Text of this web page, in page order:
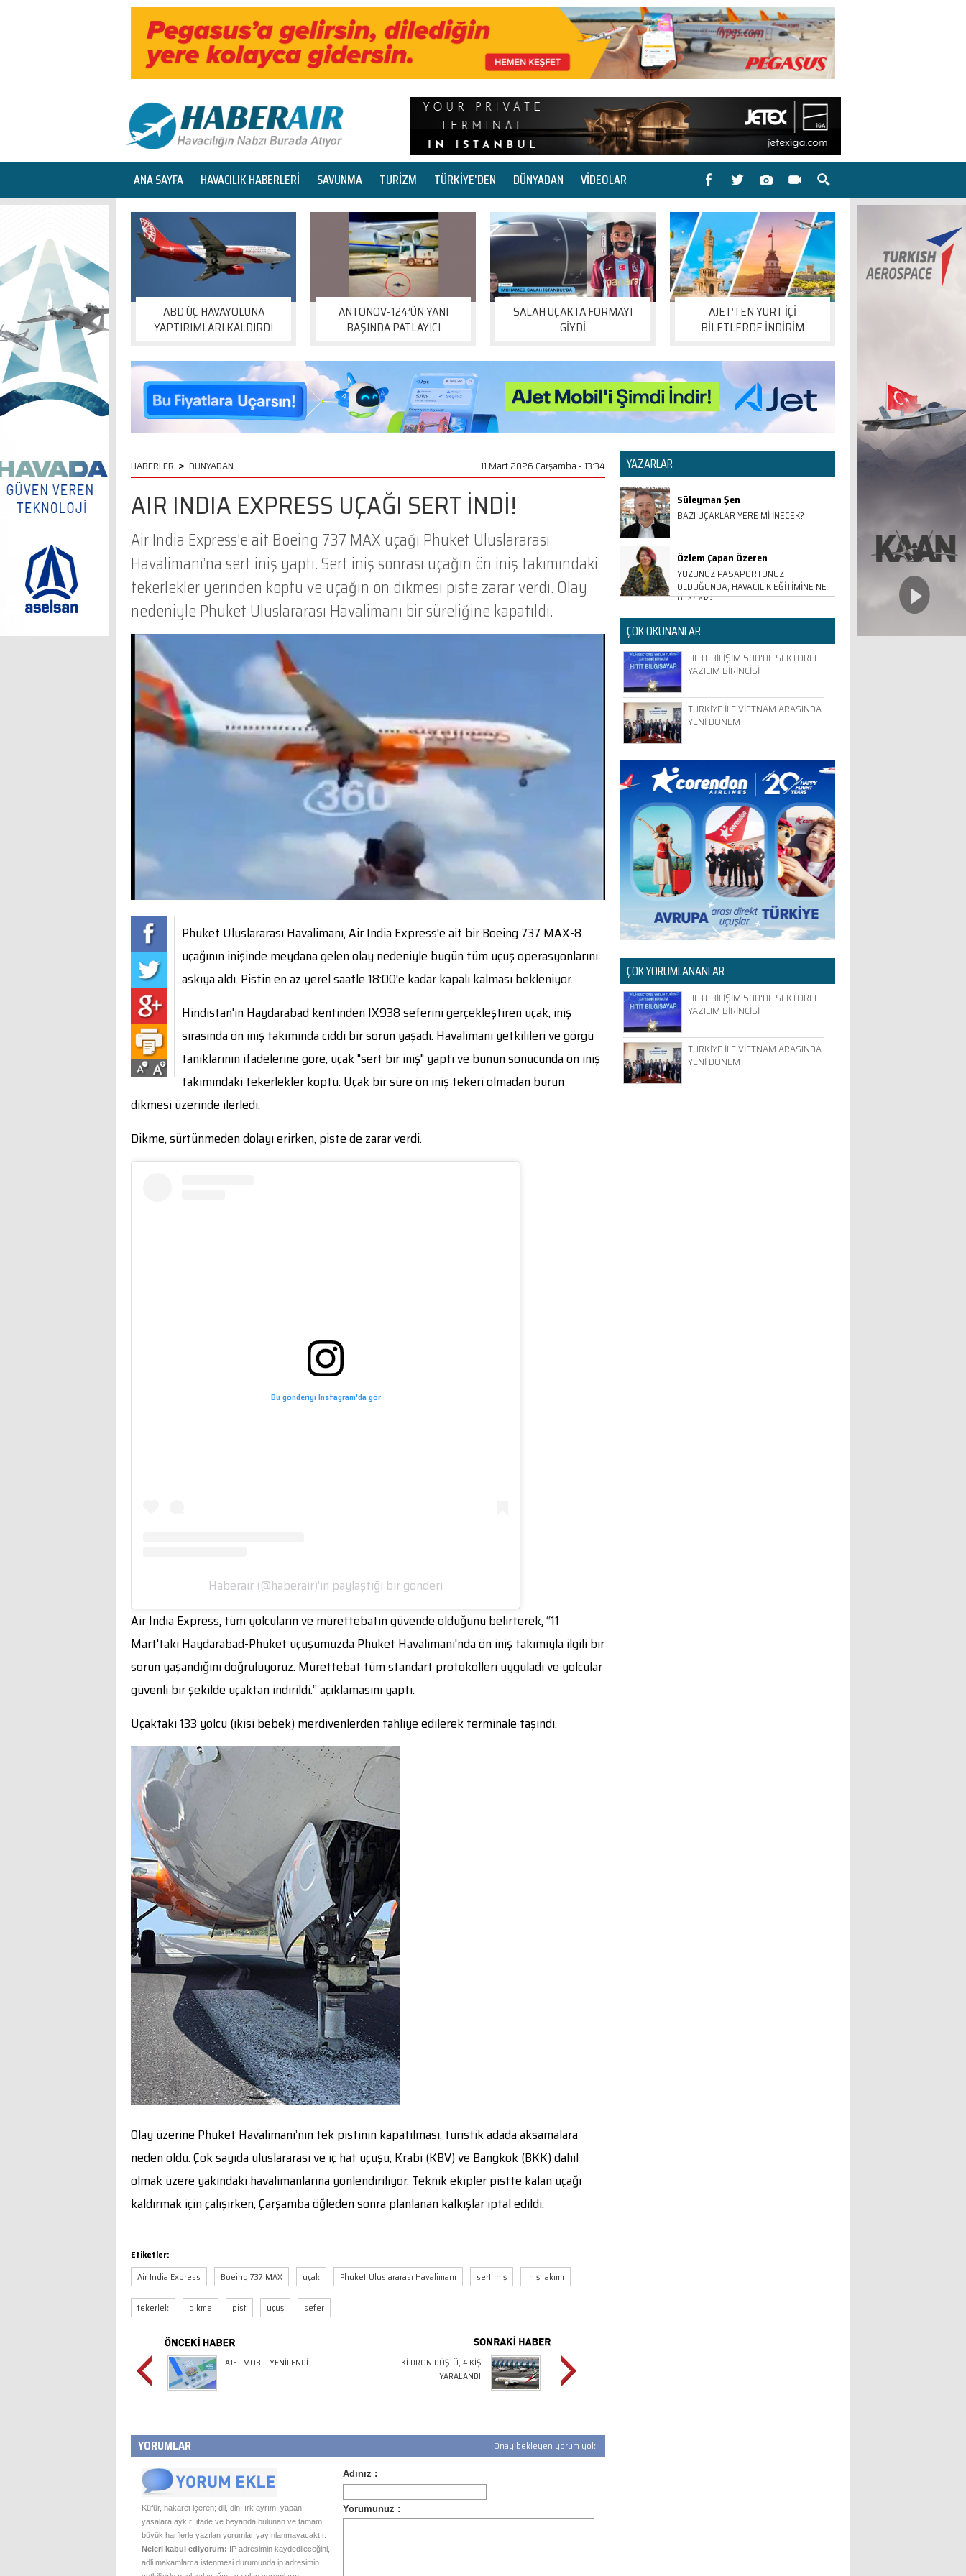
ANA SAYFA HAVACILIK HABERLERİ SAVUNMA TURİZM TÜRKİYE'DEN DÜNYADAN VİDEOLAR
ABD ÜÇ HAVAYOLUNA
YAPTIRIMLARI KALDIRDI
ANTONOV-124’ÜN YANI
BAŞINDA PATLAYICI
SALAH UÇAKTA FORMAYI
GİYDİ
AJET’TEN YURT İÇİ
BİLETLERDE İNDİRİM
HABERLER > DÜNYADAN 11 Mart 2026 Çarşamba - 13:34
AIR INDIA EXPRESS UÇAĞI SERT İNDİ!
Air India Express'e ait Boeing 737 MAX uçağı Phuket Uluslararası
Havalimanı’na sert iniş yaptı. Sert iniş sonrası uçağın ön iniş takımındaki
tekerlekler yerinden koptu ve uçağın ön dikmesi piste zarar verdi. Olay
nedeniyle Phuket Uluslararası Havalimanı bir süreliğine kapatıldı.
Phuket Uluslararası Havalimanı, Air India Express'e ait bir Boeing 737 MAX-8
uçağının inişinde meydana gelen olay nedeniyle bugün tüm uçuş operasyonlarını
askıya aldı. Pistin en az yerel saatle 18:00'e kadar kapalı kalması bekleniyor.
Hindistan'ın Haydarabad kentinden IX938 seferini gerçekleştiren uçak, iniş
sırasında ön iniş takımında ciddi bir sorun yaşadı. Havalimanı yetkilileri ve görgü
tanıklarının ifadelerine göre, uçak "sert bir iniş" yaptı ve bunun sonucunda ön iniş
takımındaki tekerlekler koptu. Uçak bir süre ön iniş tekeri olmadan burun
dikmesi üzerinde ilerledi.
Dikme, sürtünmeden dolayı erirken, piste de zarar verdi.
Bu gönderiyi Instagram'da gör
Haberair (@haberair)'in paylaştığı bir gönderi
Air India Express, tüm yolcuların ve mürettebatın güvende olduğunu belirterek, “11
Mart'taki Haydarabad-Phuket uçuşumuzda Phuket Havalimanı'nda ön iniş takımıyla ilgili bir
sorun yaşandığını doğruluyoruz. Mürettebat tüm standart protokolleri uyguladı ve yolcular
güvenli bir şekilde uçaktan indirildi.” açıklamasını yaptı.
Uçaktaki 133 yolcu (ikisi bebek) merdivenlerden tahliye edilerek terminale taşındı.
Olay üzerine Phuket Havalimanı’nın tek pistinin kapatılması, turistik adada aksamalara
neden oldu. Çok sayıda uluslararası ve iç hat uçuşu, Krabi (KBV) ve Bangkok (BKK) dahil
olmak üzere yakındaki havalimanlarına yönlendiriliyor. Teknik ekipler pistte kalan uçağı
kaldırmak için çalışırken, Çarşamba öğleden sonra planlanan kalkışlar iptal edildi.
Etiketler:
Air India Express
Boeing 737 MAX uçak Phuket Uluslararası Havalimanı sert iniş iniş takımı
tekerlek dikme pist uçuş sefer
AJET MOBİL YENİLENDİ
İKİ DRON DÜŞTÜ, 4 KİŞİ
YARALANDI!
YORUMLAR Onay bekleyen yorum yok.
Küfür, hakaret içeren; dil, din, ırk ayrımı yapan;
yasalara aykırı ifade ve beyanda bulunan ve tamamı
büyük harflerle yazılan yorumlar yayınlanmayacaktır.
Neleri kabul ediyorum: IP adresimin kaydedileceğini,
adli makamlarca istenmesi durumunda ip adresimin
YAZARLAR
Süleyman Şen
BAZI UÇAKLAR YERE Mİ İNECEK?
Özlem Çapan Özeren
YÜZÜNÜZ PASAPORTUNUZ
OLDUĞUNDA, HAVACILIK EĞİTİMİNE NE
OLACAK?
ÇOK OKUNANLAR
HITIT BİLİŞİM 500'DE SEKTÖREL
YAZILIM BİRİNCİSİ
TÜRKİYE İLE VİETNAM ARASINDA
YENİ DÖNEM
ÇOK YORUMLANANLAR
HITIT BİLİŞİM 500'DE SEKTÖREL
YAZILIM BİRİNCİSİ
TÜRKİYE İLE VİETNAM ARASINDA
YENİ DÖNEM